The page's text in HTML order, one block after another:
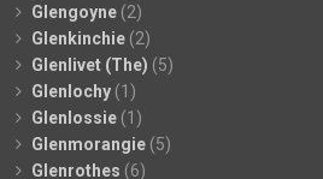
Glengoyne (2)
Glenkinchie (2)
Glenlivet (The) (5)
Glenlochy (1)
Glenlossie (1)
Glenmorangie (5)
Glenrothes (6)